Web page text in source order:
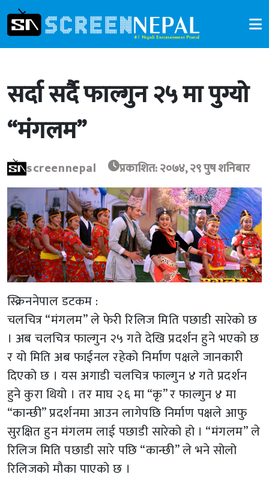
सर्दा सर्दै फाल्गुन २५ मा पुग्यो
“मंगलम”
screennepal प्रकाशित: २०७४, २९ पुष शनिबार
स्क्रिननेपाल डटकम :
चलचित्र “मंगलम” ले फेरी रिलिज मिति पछाडी सारेको छ
। अब चलचित्र फाल्गुन २५ गते देखि प्रदर्शन हुने भएको छ
र यो मिति अब फाईनल रहेको निर्माण पक्षले जानकारी
दिएको छ । यस अगाडी चलचित्र फाल्गुन ४ गते प्रदर्शन
हुने कुरा थियो । तर माघ २६ मा “कृ” र फाल्गुन ४ मा
“कान्छी” प्रदर्शनमा आउन लागेपछि निर्माण पक्षले आफु
सुरक्षित हुन मंगलम लाई पछाडी सारेको हो । “मंगलम” ले
रिलिज मिति पछाडी सारे पछि “कान्छी” ले भने सोलो
रिलिजको मौका पाएको छ ।